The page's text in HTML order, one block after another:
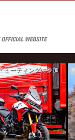
ーティングに参加